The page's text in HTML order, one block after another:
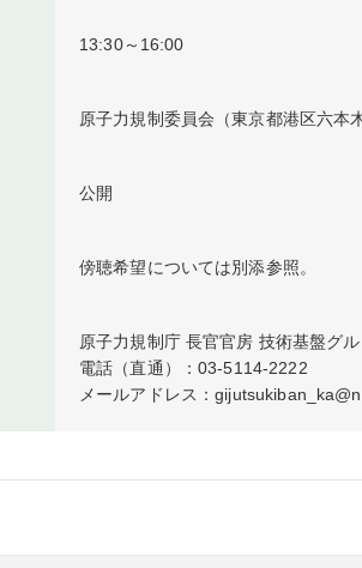
13:30～16:00
原子力規制委員会（東京都港区六本
公開
傍聴希望については別添参照。
原子力規制庁 長官官房 技術基盤グ
電話（直通）：03-5114-2222
メールアドレス：